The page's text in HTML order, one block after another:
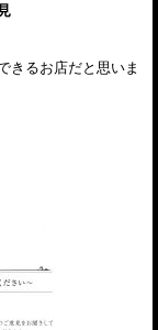
きるお店だと思いま